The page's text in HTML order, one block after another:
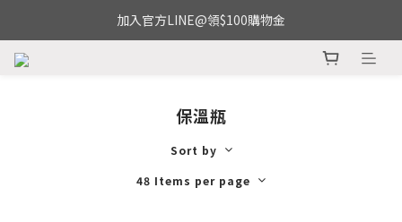
加入官方LINE@領$100購物金
保溫瓶
Sort by
48 Items per page